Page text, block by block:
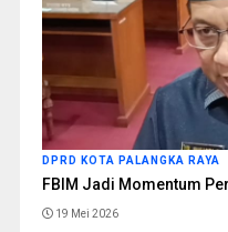
DPRD KOTA PALANGKA RAYA
FBIM Jadi Momentum
19 Mei 2026